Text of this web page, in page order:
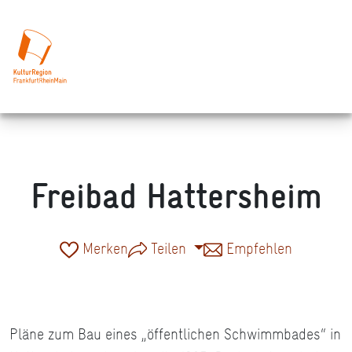
Freibad Hattersheim
Merken Teilen Empfehlen
Pläne zum Bau eines „öffentlichen Schwimmbades“ in